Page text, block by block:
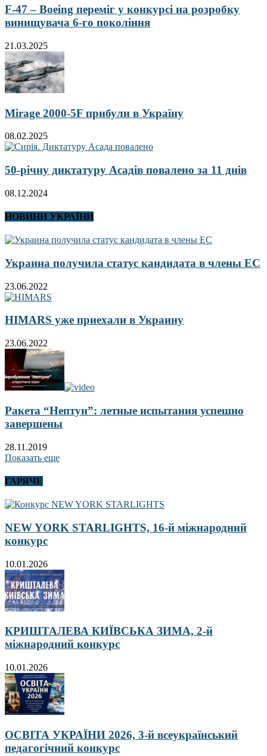
F-47 – Boeing переміг у конкурсі на розробку
винищувача 6-го покоління
21.03.2025
Mirage 2000-5F прибули в Україну
08.02.2025
50-річну диктатуру Асадів повалено за 11 днів
08.12.2024
НОВИНИ УКРАЇНИ
Украина получила статус кандидата в члены ЕС
23.06.2022
HIMARS уже приехали в Украину
23.06.2022
Ракета “Нептун”: летные испытания успешно
завершены
28.11.2019
Показать еще
ГАРЯЧЕ
NEW YORK STARLIGHTS, 16-й міжнародний
конкурс
10.01.2026
КРИШТАЛЕВА КИЇВСЬКА ЗИМА, 2-й
міжнародний конкурс
10.01.2026
ОСВІТА УКРАЇНИ 2026, 3-й всеукраїнський
педагогічний конкурс